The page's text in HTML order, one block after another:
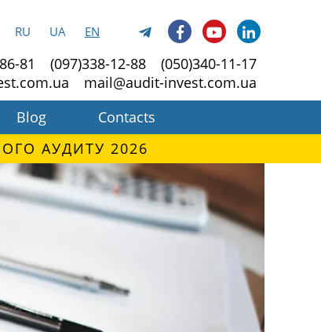
RU UA EN
81 (097)338-12-88
(050)340-11-17
mail@audit-invest.com.ua
Blog
Contacts
АУДИТУ 2026